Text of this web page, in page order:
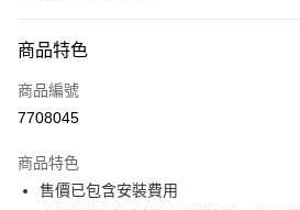
信用卡一次付款
信用卡分期付款
合作金庫商業銀行
華南商業銀行
6 期 0 利率 每期
12 期 0 利率 每期NT$991
商品特色
商品編號
7708045
商品特色
售價已包含安裝費用